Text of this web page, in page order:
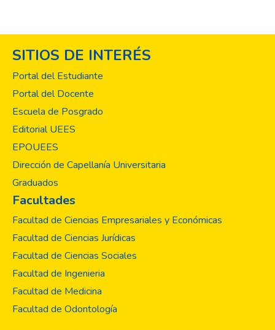
SITIOS DE INTERÉS
Portal del Estudiante
Portal del Docente
Escuela de Posgrado
Editorial UEES
EPOUEES
Dirección de Capellanía Universitaria
Graduados
Facultades
Facultad de Ciencias Empresariales y Económicas
Facultad de Ciencias Jurídicas
Facultad de Ciencias Sociales
Facultad de Ingenieria
Facultad de Medicina
Facultad de Odontología